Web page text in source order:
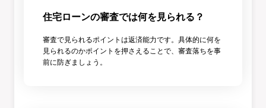
住宅ローンの審査では何を見られる？
審査で見られるポイントは返済能力です。具体的に何を
見られるのかポイントを押さえることで、審査落ちを事
前に防ぎましょう。